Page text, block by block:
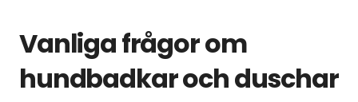
Vanliga frågor om
hundbadkar och duschar